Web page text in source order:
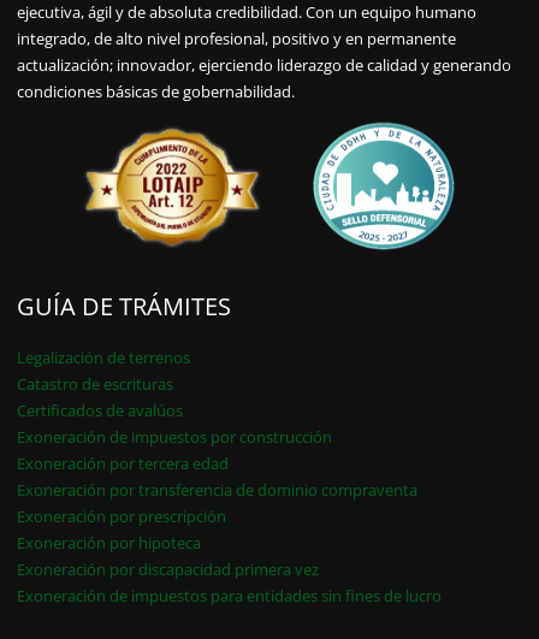
ejecutiva, ágil y de absoluta credibilidad. Con un equipo humano
integrado, de alto nivel profesional, positivo y en permanente
actualización; innovador, ejerciendo liderazgo de calidad y generando
condiciones básicas de gobernabilidad.
GUÍA DE TRÁMITES
Legalización de terrenos
Catastro de escrituras
Certificados de avalúos
Exoneración de impuestos por construcción
Exoneración por tercera edad
Exoneración por transferencia de dominio compraventa
Exoneración por prescripción
Exoneración por hipoteca
Exoneración por discapacidad primera vez
Exoneración de impuestos para entidades sin fines de lucro